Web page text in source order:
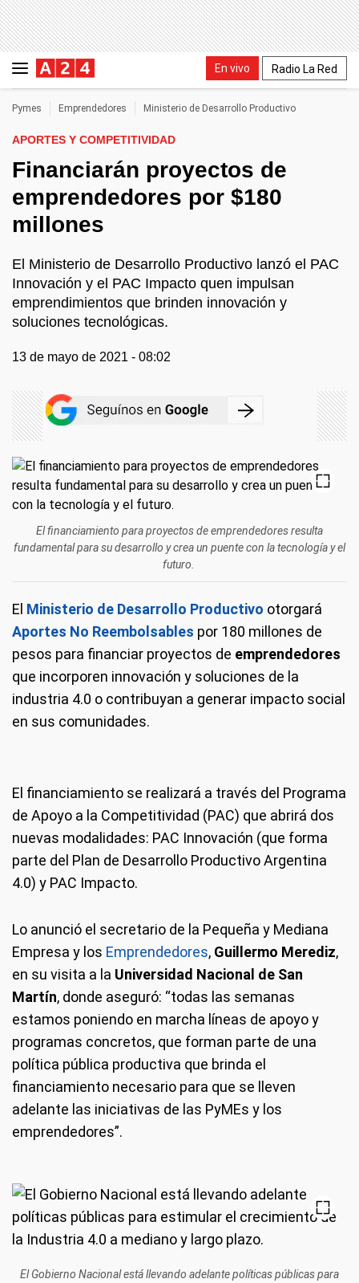
En vivo Radio La Red
Pymes Emprendedores Ministerio de Desarrollo Productivo
APORTES Y COMPETITIVIDAD
Financiarán proyectos de
emprendedores por $180
millones
El Ministerio de Desarrollo Productivo lanzó el PAC
Innovación y el PAC Impacto quen impulsan
emprendimientos que brinden innovación y
soluciones tecnológicas.
13 de mayo de 2021 - 08:02
El financiamiento para proyectos de emprendedores resulta
fundamental para su desarrollo y crea un puente con la tecnología y el
futuro.
El Ministerio de Desarrollo Productivo otorgará
Aportes No Reembolsables por 180 millones de
pesos para financiar proyectos de emprendedores
que incorporen innovación y soluciones de la
industria 4.0 o contribuyan a generar impacto social
en sus comunidades.
El financiamiento se realizará a través del Programa
de Apoyo a la Competitividad (PAC) que abrirá dos
nuevas modalidades: PAC Innovación (que forma
parte del Plan de Desarrollo Productivo Argentina
4.0) y PAC Impacto.
Lo anunció el secretario de la Pequeña y Mediana
Empresa y los Emprendedores, Guillermo Merediz,
en su visita a la Universidad Nacional de San
Martín, donde aseguró: “todas las semanas
estamos poniendo en marcha líneas de apoyo y
programas concretos, que forman parte de una
política pública productiva que brinda el
financiamiento necesario para que se lleven
adelante las iniciativas de las PyMEs y los
emprendedores”.
El Gobierno Nacional está llevando adelante políticas públicas para